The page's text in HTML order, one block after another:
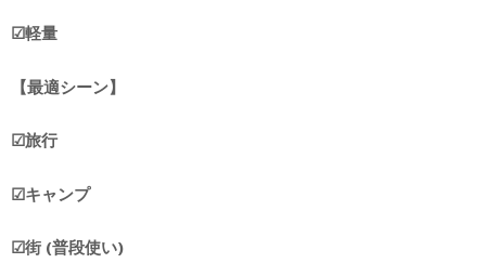
☑︎軽量
【最適シーン】
☑︎旅行
☑︎キャンプ
☑︎街 (普段使い)